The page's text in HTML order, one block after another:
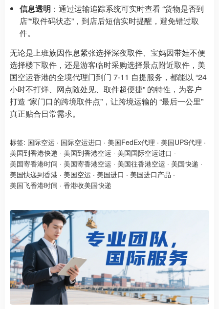
信息透明 ：通过运输追踪系统可实时查看 “货物是否到
店”“取件码状态”，到店后短信实时提醒，避免错过取
件。
无论是上班族因作息紧张选择深夜取件、宝妈因带娃不便
选择楼下取件，还是游客临时采购选择景点附近取件，美
国空运香港的全境代理门到门 7-11 自提服务，都能以 “24
小时不打烊、网点随处见、取件超便捷” 的特性，为客户
打造 “家门口的跨境取件点”，让跨境运输的 “最后一公里”
真正贴合日常需求。
标签: 国际空运 · 国际空运进口 · 美国FedEx代理 · 美国UPS代理 ·
美国到香港快递 · 美国到香港空运 · 美国国际空运进口 ·
美国寄香港时间 · 美国寄香港空运 · 美国往香港空运 · 美国快递 ·
美国快递到香港 · 美国空运 · 美国进口 · 美国进口产品 ·
美国飞香港时间 · 香港收美国快递